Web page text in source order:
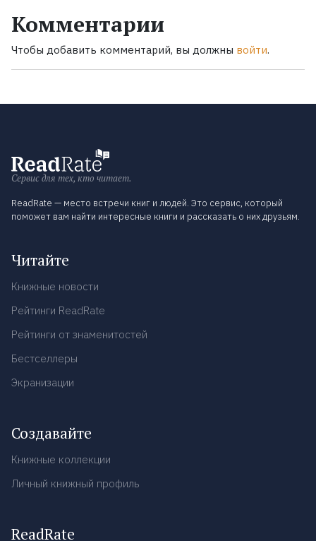
Комментарии
Чтобы добавить комментарий, вы должны войти.
Сервис для тех, кто читает.
ReadRate — место встречи книг и людей. Это сервис, который
поможет вам найти интересные книги и рассказать о них друзьям.
Читайте
Книжные новости
Рейтинги ReadRate
Рейтинги от знаменитостей
Бестселлеры
Экранизации
Создавайте
Книжные коллекции
Личный книжный профиль
ReadRate